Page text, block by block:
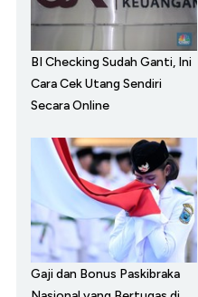
BI Checking Sudah Ganti, Ini
Cara Cek Utang Sendiri
Secara Online
Gaji dan Bonus Paskibraka